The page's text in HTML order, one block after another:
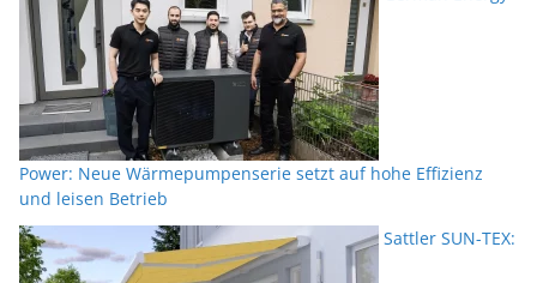
Power: Neue Wärmepumpenserie setzt auf hohe Effizienz
und leisen Betrieb
Sattler SUN-TEX: